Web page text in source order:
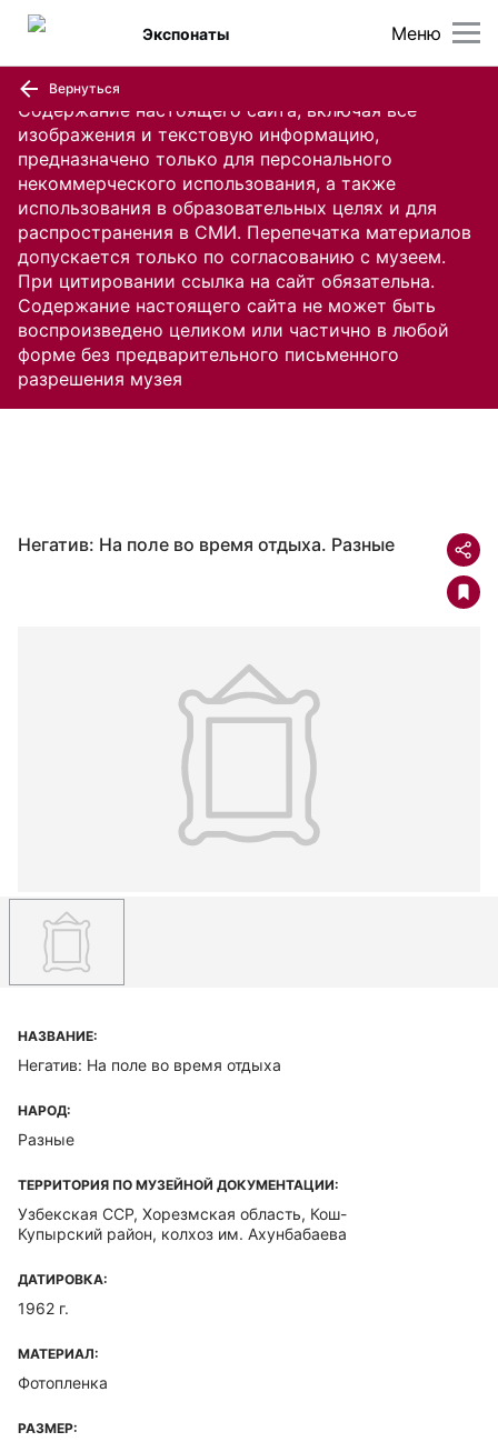
Содержание настоящего сайта, включая все
изображения и текстовую информацию,
предназначено только для персонального
некоммерческого использования, а также
использования в образовательных целях и для
распространения в СМИ. Перепечатка материалов
допускается только по согласованию с музеем.
При цитировании ссылка на сайт обязательна.
Содержание настоящего сайта не может быть
воспроизведено целиком или частично в любой
форме без предварительного письменного
разрешения музея
Меню
Экспонаты
Вернуться
Негатив: На поле во время отдыха. Разные
НАЗВАНИЕ:
Негатив: На поле во время отдыха
НАРОД:
Разные
ТЕРРИТОРИЯ ПО МУЗЕЙНОЙ ДОКУМЕНТАЦИИ:
Узбекская ССР, Хорезмская область, Кош-
Купырский район, колхоз им. Ахунбабаева
ДАТИРОВКА:
1962 г.
МАТЕРИАЛ:
Фотопленка
РАЗМЕР: